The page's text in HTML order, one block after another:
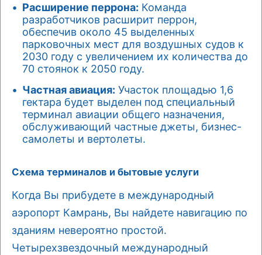
Расширение перрона: Команда
разработчиков расширит перрон,
обеспечив около 45 выделенных
парковочных мест для воздушных судов к
2030 году с увеличением их количества до
70 стоянок к 2050 году.
Частная авиация: Участок площадью 1,6
гектара будет выделен под специальный
терминал авиации общего назначения,
обслуживающий частные джеты, бизнес-
самолеты и вертолеты.
Схема терминалов и бытовые услуги
Когда Вы прибудете в международный
аэропорт Камрань, Вы найдете навигацию по
зданиям невероятно простой.
Четырехзвездочный международный